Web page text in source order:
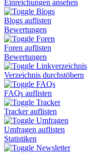
Einreichungen ansehen
Blogs
Blogs auflisten
Bewertungen
Foren
Foren auflisten
Bewertungen
Linkverzeichnis
Verzeichnis durchstöbern
FAQs
FAQs auflisten
Tracker
Tracker auflisten
Umfragen
Umfragen auflisten
Statistiken
Newsletter